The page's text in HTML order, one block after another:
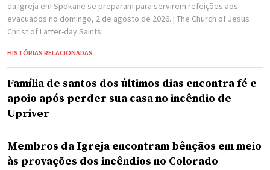
da Igreja em Spokane se preparam para servirem refeições aos
evacuados no domingo, 2 de agosto de 2026. | The Church of Jesus
Christ of Latter-day Saints
HISTÓRIAS RELACIONADAS
Família de santos dos últimos dias encontra fé e
apoio após perder sua casa no incêndio de
Upriver
Membros da Igreja encontram bênçãos em meio
às provações dos incêndios no Colorado